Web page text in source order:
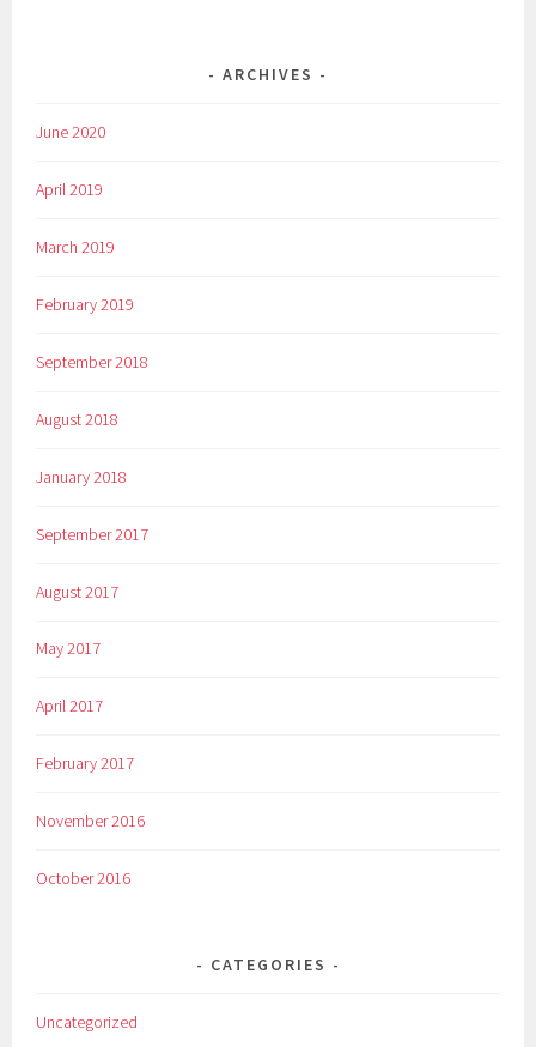
ARCHIVES
June 2020
April 2019
March 2019
February 2019
September 2018
August 2018
January 2018
September 2017
August 2017
May 2017
April 2017
February 2017
November 2016
October 2016
CATEGORIES
Uncategorized